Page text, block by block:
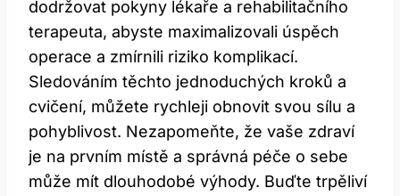
dodržovat pokyny lékaře a rehabilitačního
terapeuta, abyste maximalizovali úspěch
operace a zmírnili riziko komplikací.
Sledováním těchto jednoduchých kroků a
cvičení, můžete rychleji obnovit svou sílu a
pohyblivost. Nezapomeňte, že vaše zdraví
je na prvním místě a správná péče o sebe
může mít dlouhodobé výhody. Buďte trpěliví